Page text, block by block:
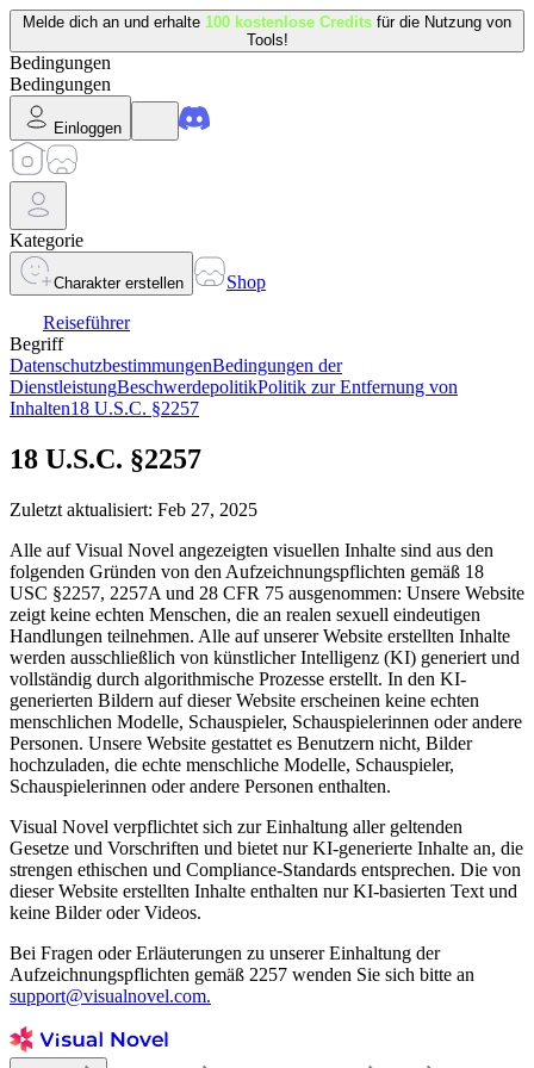
Melde dich an und erhalte 100 kostenlose Credits für die Nutzung von
Tools!
Bedingungen
Bedingungen
Einloggen
Kategorie
Charakter erstellen
Shop
Reiseführer
Begriff
DatenschutzbestimmungenBedingungen der
DienstleistungBeschwerdepolitikPolitik zur Entfernung von
Inhalten18 U.S.C. §2257
18 U.S.C. §2257
Zuletzt aktualisiert: Feb 27, 2025
Alle auf Visual Novel angezeigten visuellen Inhalte sind aus den
folgenden Gründen von den Aufzeichnungspflichten gemäß 18
USC §2257, 2257A und 28 CFR 75 ausgenommen: Unsere Website
zeigt keine echten Menschen, die an realen sexuell eindeutigen
Handlungen teilnehmen. Alle auf unserer Website erstellten Inhalte
werden ausschließlich von künstlicher Intelligenz (KI) generiert und
vollständig durch algorithmische Prozesse erstellt. In den KI-
generierten Bildern auf dieser Website erscheinen keine echten
menschlichen Modelle, Schauspieler, Schauspielerinnen oder andere
Personen. Unsere Website gestattet es Benutzern nicht, Bilder
hochzuladen, die echte menschliche Modelle, Schauspieler,
Schauspielerinnen oder andere Personen enthalten.
Visual Novel verpflichtet sich zur Einhaltung aller geltenden
Gesetze und Vorschriften und bietet nur KI-generierte Inhalte an, die
strengen ethischen und Compliance-Standards entsprechen. Die von
dieser Website erstellten Inhalte enthalten nur KI-basierten Text und
keine Bilder oder Videos.
Bei Fragen oder Erläuterungen zu unserer Einhaltung der
Aufzeichnungspflichten gemäß 2257 wenden Sie sich bitte an
support@visualnovel.com.